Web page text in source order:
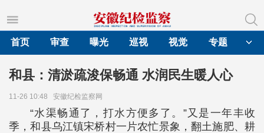
首页
审查 曝光 巡视 视觉 专题
和县：清淤疏浚保畅通 水润民生暖人心
11-26 10:48 安徽纪检监察网
“水渠畅通了，打水方便多了。”又是一年丰收
季，和县乌江镇宋桥村一片农忙景象，翻土施肥、耕